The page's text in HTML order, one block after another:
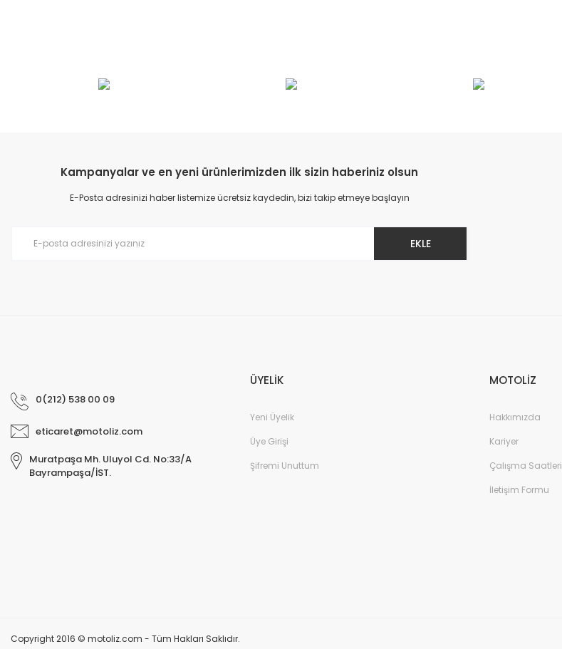
Bu ürüne ilk yorumu siz yapın!
Görüş ve önerileriniz için teşekkür ederiz.
Ürün fiyatı diğer sitelerden daha pahalı.
Bu ürüne benzer farklı alternatifler olmalı.
Kampanyalar ve en yeni ürünlerimizden ilk sizin haberiniz olsun
E-Posta adresinizi haber listemize ücretsiz kaydedin, bizi takip etmeye başlayın
EKLE
0(212) 538 00 09
eticaret@motoliz.com
Muratpaşa Mh. Uluyol Cd. No:33/A
Bayrampaşa/İST.
ÜYELİK
Yeni Üyelik
Üye Girişi
Şifremi Unuttum
MOTOLİZ
Hakkımızda
Kariyer
Çalışma Saatleri
İletişim Formu
Copyright 2016 © motoliz.com - Tüm Hakları Saklıdır.